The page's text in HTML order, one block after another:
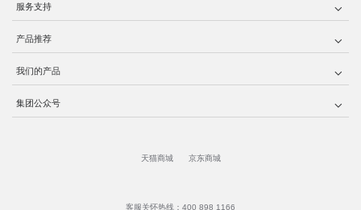
服务支持
产品推荐
我们的产品
集团公众号
天猫商城 京东商城
客服关怀热线：400 898 1166